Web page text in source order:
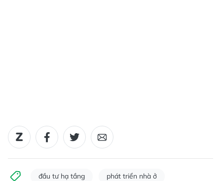
đầu tư hạ tầng phát triển nhà ở